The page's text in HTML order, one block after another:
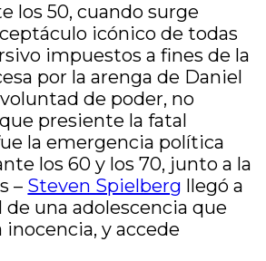
los 50, cuando surge
icónico de todas
impuestos a fines de la
por la arenga de Daniel
de poder, no
presiente la fatal
la emergencia política
los 60 y los 70, junto a la
– Steven Spielberg llegó a
una adolescencia que
y accede